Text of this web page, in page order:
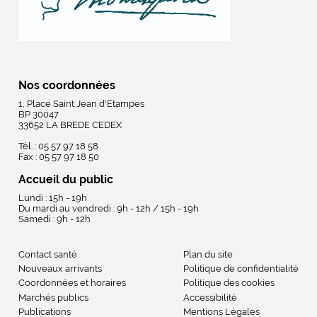
Nos coordonnées
1, Place Saint Jean d'Etampes
BP 30047
33652 LA BREDE CEDEX
Tél. : 05 57 97 18 58
Fax : 05 57 97 18 50
Accueil du public
Lundi : 15h - 19h
Du mardi au vendredi : 9h - 12h / 15h - 19h
Samedi : 9h - 12h
Contact santé
Nouveaux arrivants
Coordonnées et horaires
Marchés publics
Publications
Plan du site
Politique de confidentialité
Politique des cookies
Accessibilité
Mentions Légales